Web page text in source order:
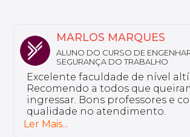
NATHALY
ALUNA DO CURSO DE FARMÁCIA
Sou aluno da Unyleya da pós-
em Saúde do Idoso e
tenho nada a reclamar, a
excelente e tem professores
preparados.
Ler Mais...